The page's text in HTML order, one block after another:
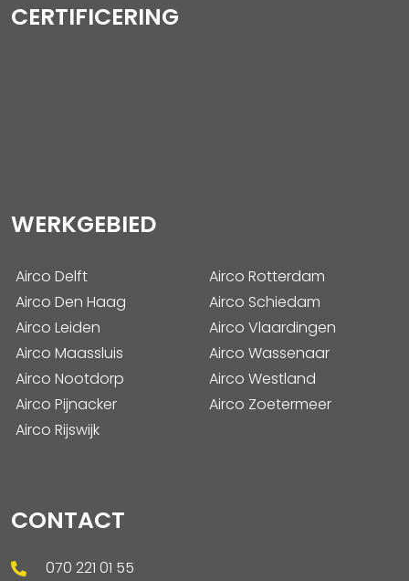
CERTIFICERING
WERKGEBIED
Airco Delft
Airco Den Haag
Airco Leiden
Airco Maassluis
Airco Nootdorp
Airco Pijnacker
Airco Rijswijk
Airco Rotterdam
Airco Schiedam
Airco Vlaardingen
Airco Wassenaar
Airco Westland
Airco Zoetermeer
CONTACT
070 221 01 55